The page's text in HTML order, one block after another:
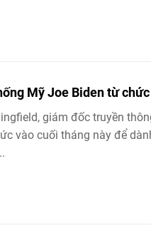
Mỹ Joe Biden từ chức
giám đốc truyền
vào cuối tháng này để